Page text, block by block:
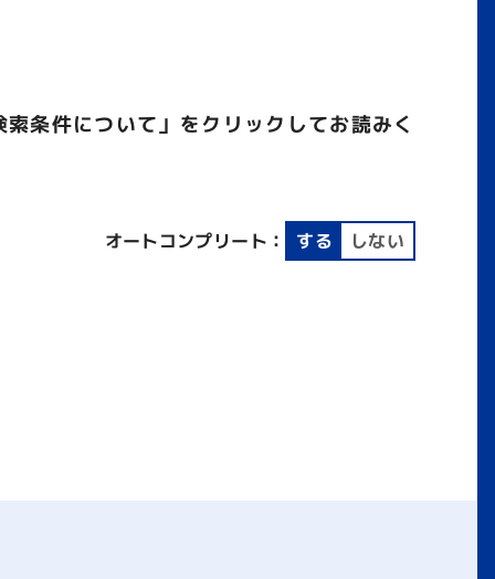
条件について」をクリックしてお読みく
オートコンプリート： する しない